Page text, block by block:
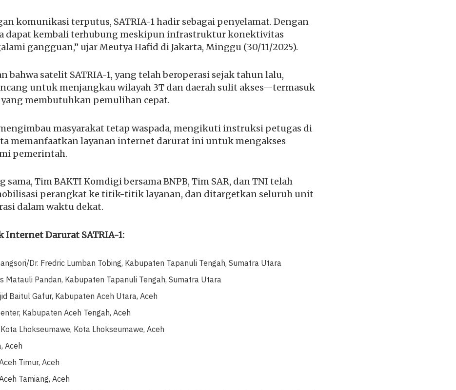
komunikasi terputus, SATRIA-1 hadir sebagai penyelamat. Dengan
dapat kembali terhubung meskipun infrastruktur konektivitas
gangguan,” ujar Meutya Hafid di Jakarta, Minggu (30/11/2025).
bahwa satelit SATRIA-1, yang telah beroperasi sejak tahun lalu,
untuk menjangkau wilayah 3T dan daerah sulit akses—termasuk
yang membutuhkan pemulihan cepat.
masyarakat tetap waspada, mengikuti instruksi petugas di
memanfaatkan layanan internet darurat ini untuk mengakses
pemerintah.
sama, Tim BAKTI Komdigi bersama BNPB, Tim SAR, dan TNI telah
perangkat ke titik-titik layanan, dan ditargetkan seluruh unit
dalam waktu dekat.
Internet Darurat SATRIA-1:
Dr. Fredric Lumban Tobing, Kabupaten Tapanuli Tengah, Sumatra Utara
Matauli Pandan, Kabupaten Tapanuli Tengah, Sumatra Utara
Baitul Gafur, Kabupaten Aceh Utara, Aceh
Kabupaten Aceh Tengah, Aceh
Lhokseumawe, Kota Lhokseumawe, Aceh
Aceh
Timur, Aceh
Tamiang, Aceh